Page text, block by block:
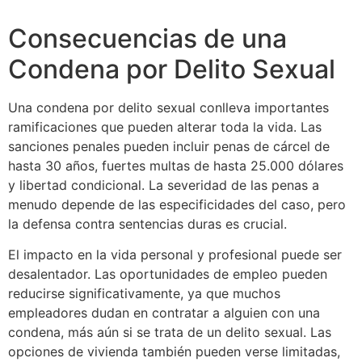
Consecuencias de una
Condena por Delito Sexual
Una condena por delito sexual conlleva importantes
ramificaciones que pueden alterar toda la vida. Las
sanciones penales pueden incluir penas de cárcel de
hasta 30 años, fuertes multas de hasta 25.000 dólares
y libertad condicional. La severidad de las penas a
menudo depende de las especificidades del caso, pero
la defensa contra sentencias duras es crucial.
El impacto en la vida personal y profesional puede ser
desalentador. Las oportunidades de empleo pueden
reducirse significativamente, ya que muchos
empleadores dudan en contratar a alguien con una
condena, más aún si se trata de un delito sexual. Las
opciones de vivienda también pueden verse limitadas,